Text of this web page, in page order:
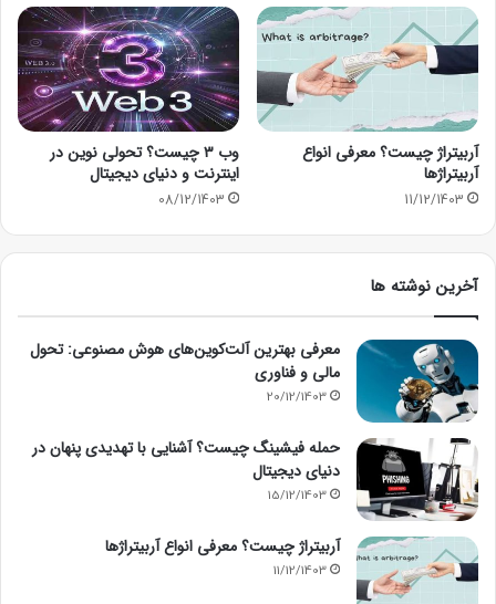
آربیتراژ چیست؟ معرفی انواع
آربیتراژها
11/12/1403
وب ۳ چیست؟ تحولی نوین در
اینترنت و دنیای دیجیتال
08/12/1403
آخرین نوشته ها
معرفی بهترین آلت‌کوین‌های هوش مصنوعی: تحول
مالی و فناوری
20/12/1403
حمله فیشینگ چیست؟ آشنایی با تهدیدی پنهان در
دنیای دیجیتال
15/12/1403
آربیتراژ چیست؟ معرفی انواع آربیتراژها
11/12/1403